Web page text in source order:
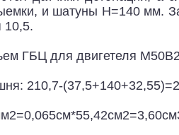
и шатуны Н=140 мм. За
10,5.
ГБЦ для двигетеля
210,7-